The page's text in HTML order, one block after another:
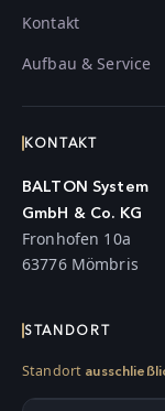
Kontakt
Aufbau & Service
KONTAKT
BALTON System
GmbH & Co. KG
Fronhofen 10a
63776 Mömbris
STANDORT
Standort